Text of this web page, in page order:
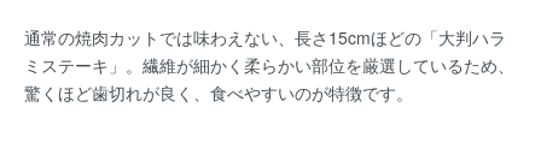
通常の焼肉カットでは味わえない、長さ15cmほどの「大判ハラ
ミステーキ」。繊維が細かく柔らかい部位を厳選しているため、
驚くほど歯切れが良く、食べやすいのが特徴です。